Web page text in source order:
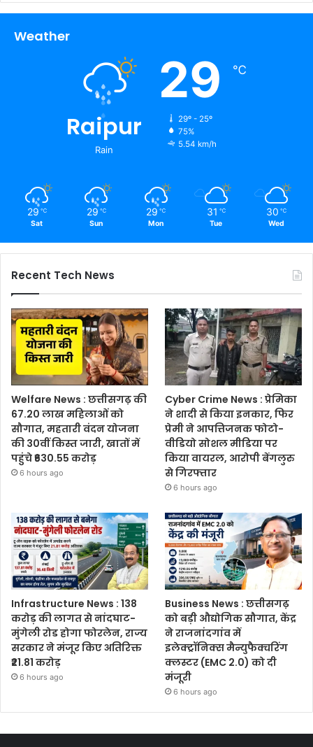
Weather
Raipur
Rain
29 ℃
29º - 25º
75%
5.54 km/h
29 ℃
Sat
29 ℃
Sun
29 ℃
Mon
31 ℃
Tue
30 ℃
Wed
Recent Tech News
Welfare News : छत्तीसगढ़ की
67.20 लाख महिलाओं को
सौगात, महतारी वंदन योजना
की 30वीं किस्त जारी, खातों में
पहुंचे ₹630.55 करोड़
6 hours ago
Cyber Crime News : प्रेमिका
ने शादी से किया इनकार, फिर
प्रेमी ने आपत्तिजनक फोटो-
वीडियो सोशल मीडिया पर
किया वायरल, आरोपी बेंगलुरु
से गिरफ्तार
6 hours ago
Infrastructure News : 138
करोड़ की लागत से नांदघाट-
मुंगेली रोड होगा फोरलेन, राज्य
सरकार ने मंजूर किए अतिरिक्त
₹21.81 करोड़
6 hours ago
Business News : छत्तीसगढ़
को बड़ी औद्योगिक सौगात, केंद्र
ने राजनांदगांव में
इलेक्ट्रॉनिक्स मैन्युफैक्चरिंग
क्लस्टर (EMC 2.0) को दी
मंजूरी
6 hours ago